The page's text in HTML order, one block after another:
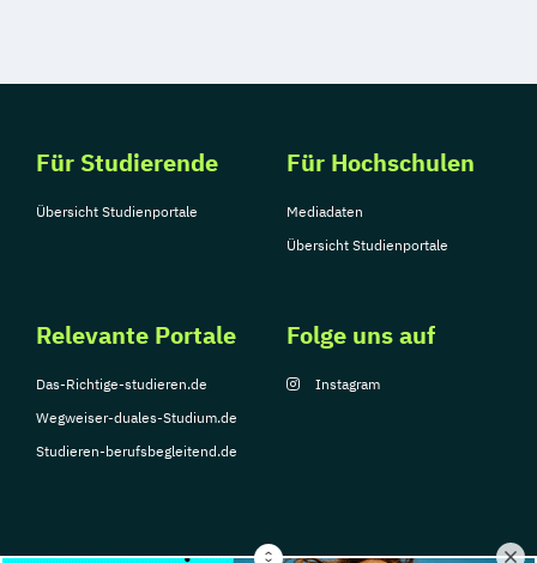
Für Studierende
Übersicht Studienportale
Für Hochschulen
Mediadaten
Übersicht Studienportale
Relevante Portale
Das-Richtige-studieren.de
Wegweiser-duales-Studium.de
Studieren-berufsbegleitend.de
Folge uns auf
Instagram